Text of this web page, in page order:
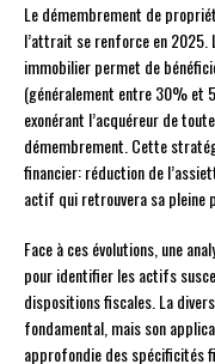
Le démembrement de
l’attrait se renforce en 2025.
immobilier permet de
(généralement entre 30% et
exonérant l’acquéreur de
démembrement. Cette
financier: réduction de
actif qui retrouvera sa pleine
Face à ces évolutions, une
pour identifier les actifs
dispositions fiscales. La
fondamental, mais son
approfondie des spécificités